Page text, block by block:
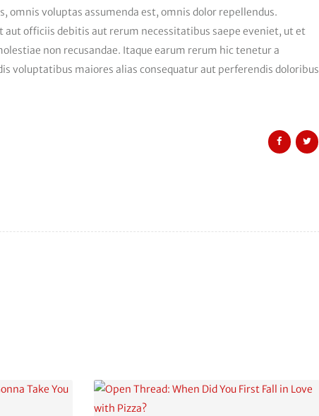
omnis voluptas assumenda est, omnis dolor repellendus.
aut officiis debitis aut rerum necessitatibus saepe eveniet, ut et
non recusandae. Itaque earum rerum hic tenetur a
voluptatibus maiores alias consequatur aut perferendis doloribus